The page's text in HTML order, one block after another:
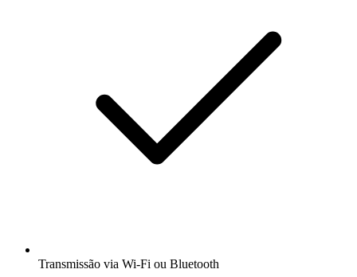
Transmissão via Wi-Fi ou Bluetooth